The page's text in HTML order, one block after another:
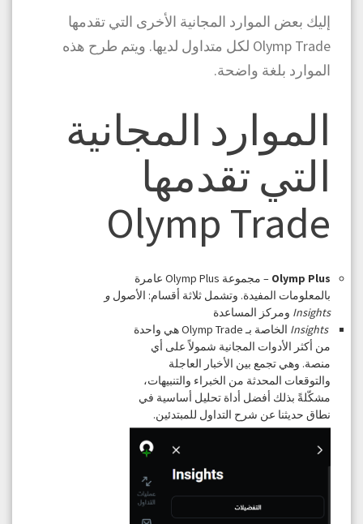
إليك بعض الموارد المجانية الأخرى التي تقدمها
Olymp Trade لكل متداول لديها. ويتم طرح هذه
الموارد بلغة واضحة.
الموارد المجانية
التي تقدمها
Olymp Trade
Olymp Plus
– مجموعة Olymp Plus عامرة
بالمعلومات المفيدة. وتشمل ثلاثة أقسام: الأصول و
Insights ومركز المساعدة
Insights
الخاصة بـ Olymp Trade هي واحدة
من أكثر الأدوات المجانية شمولاً على أي
منصة. وهي تجمع بين الأخبار العاجلة
والتوقعات المحدثة من الخبراء والتنبيهات،
مشكّلةً بذلك أفضل أداة تحليل أساسية في
نطاق حديثنا عن شرح التداول للمبتدئين.